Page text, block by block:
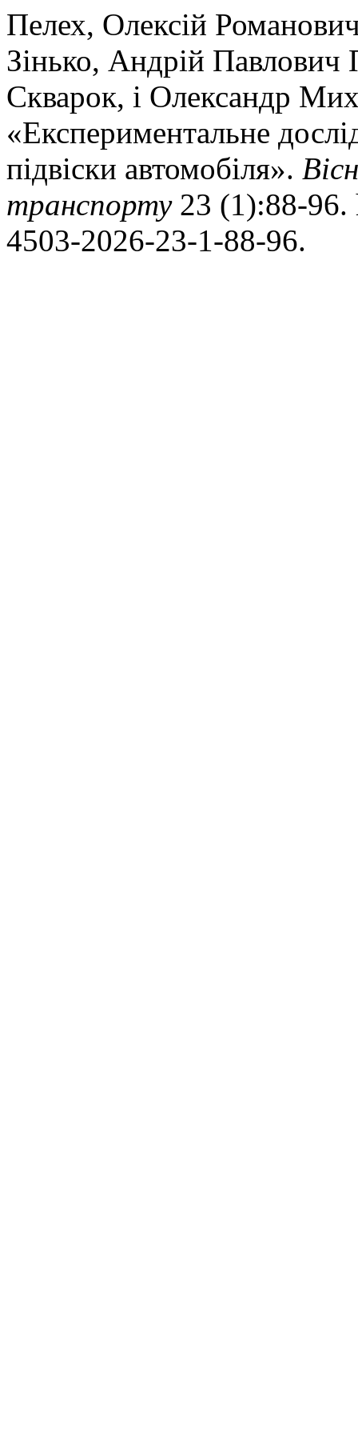
Пелех, Олексій
Зінько, Андрій
Скварок, і Олександр
«Експериментальне
підвіски автомобіля».
транспорту23 (1):88-96.
4503-2026-23-1-88-96.